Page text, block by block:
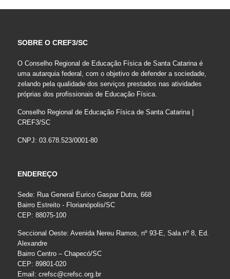
SOBRE O CREF3/SC
O Conselho Regional de Educação Física de Santa Catarina é
uma autarquia federal, com o objetivo de defender a sociedade,
zelando pela qualidade dos serviços prestados nas atividades
próprias dos profissionais de Educação Física.
Conselho Regional de Educação Física de Santa Catarina |
CREF3/SC
CNPJ: 03.678.523/0001-80
ENDEREÇO
Sede: Rua General Eurico Gaspar Dutra, 668
Bairro Estreito - Florianópolis/SC
CEP: 88075-100
Seccional Oeste: Avenida Nereu Ramos, nº 93-E, Sala nº 8, Ed.
Alexandre
Bairro Centro – Chapecó/SC
CEP: 89801-020
Email: crefsc@crefsc.org.br